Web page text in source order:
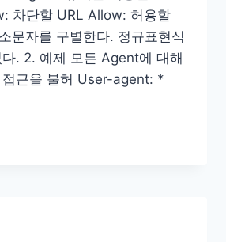
차단할 URL Allow: 허용할
문자를 구별한다. 정규표현식
. 2. 예제 모든 Agent에 대해
접근을 불허 User-agent: *